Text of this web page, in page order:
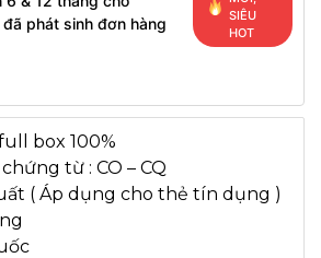
phát sinh đơn hàng
SIÊU
HOT
box 100%
từ : CO – CQ
( Áp dụng cho thẻ tín dụng )